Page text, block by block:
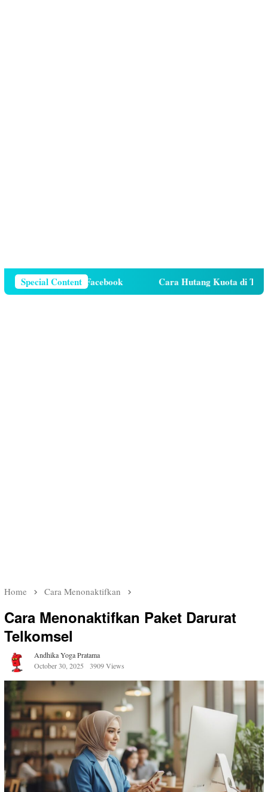
Special Content
Di Facebook Cara Hutang Kuota di Telkomsel
Home Cara Menonaktifkan
Cara Menonaktifkan Paket Darurat
Telkomsel
Andhika Yoga Pratama
October 30, 2025
3909 Views